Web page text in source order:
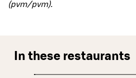
(pvm/pvm).
In these restaurants